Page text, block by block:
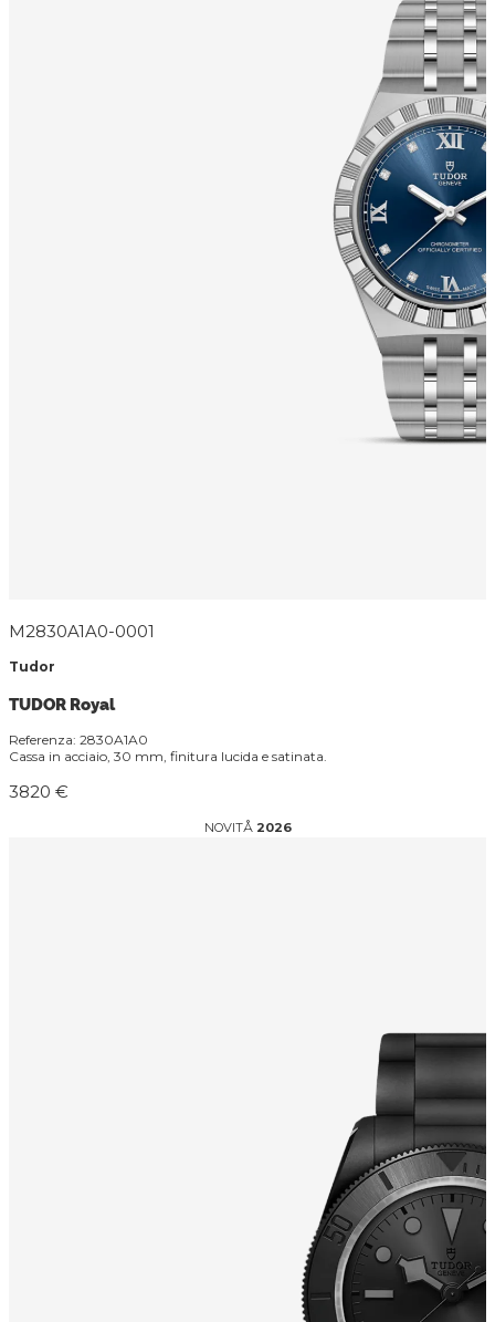
M2830A1A0-0001
Tudor
TUDOR Royal
Referenza: 2830A1A0
Cassa in acciaio, 30 mm, finitura lucida e satinata.
3820 €
NOVITÅ 2026